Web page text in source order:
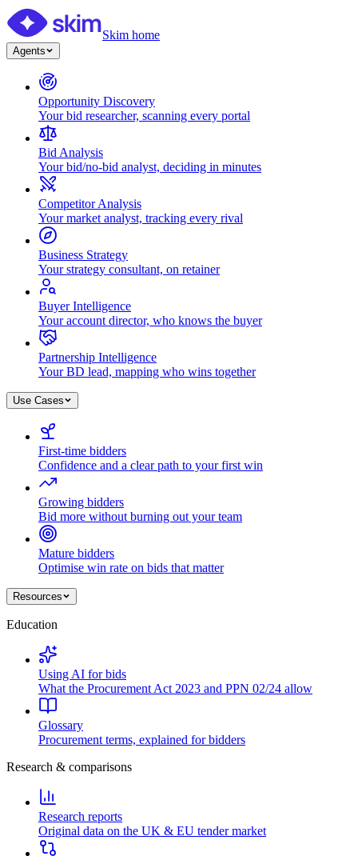
Skim home
Agents
Opportunity Discovery
Your bid researcher, scanning every portal
Bid Analysis
Your bid/no-bid analyst, deciding in minutes
Competitor Analysis
Your market analyst, tracking every rival
Business Strategy
Your strategy consultant, on retainer
Buyer Intelligence
Your account director, who knows the buyer
Partnership Intelligence
Your BD lead, mapping who wins together
Use Cases
First-time bidders
Confidence and a clear path to your first win
Growing bidders
Bid more without burning out your team
Mature bidders
Optimise win rate on bids that matter
Resources
Education
Using AI for bids
What the Procurement Act 2023 and PPN 02/24 allow
Glossary
Procurement terms, explained for bidders
Research & comparisons
Research reports
Original data on the UK & EU tender market